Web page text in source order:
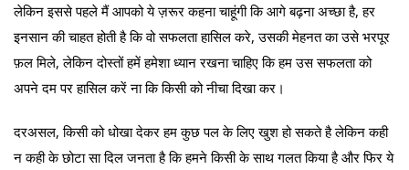
लेकिन इससे पहले मैं आपको ये ज़रूर कहना चाहूंगी कि आगे बढ़ना अच्छा है, हर
इनसान की चाहत होती है कि वो सफलता हासिल करे, उसकी मेहनत का उसे भरपूर
फ़ल मिले, लेकिन दोस्तों हमें हमेशा ध्यान रखना चाहिए कि हम उस सफलता को
अपने दम पर हासिल करें ना कि किसी को नीचा दिखा कर।
दरअसल, किसी को धोखा देकर हम कुछ पल के लिए खुश हो सकते है लेकिन कही
न कही के छोटा सा दिल जनता है कि हमने किसी के साथ गलत किया है और फिर ये